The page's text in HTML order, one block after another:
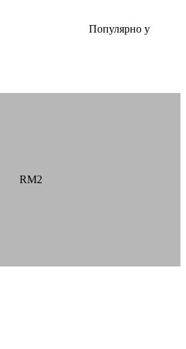
Популярно у
RM2